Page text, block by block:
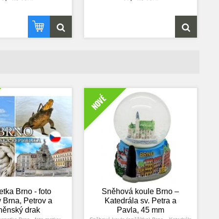
v geometrickém stylu
v roce 1998 zapsána
památek UNESCO spolu
zahradou (arcibiskupské
zámkem.
vlivy. Zahradu
italští architekti
Pietro Tencalla.
Garden, Blumengarten,
město, obec,
Athény, Kremsier,
Zlínský kraj.
Brno - foto
Brna, Petrov a
drak
NOVÉ
Sněhová koule Brno –
Katedrála sv. Petra a
Pavla, 45 mm